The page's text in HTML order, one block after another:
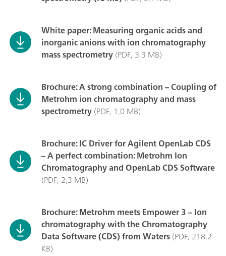
White paper: Measuring organic acids and
inorganic anions with ion chromatography
mass spectrometry(PDF, 3,3 MB)
Brochure: A strong combination – Coupling of
Metrohm ion chromatography and mass
spectrometry(PDF, 1,0 MB)
Brochure: IC Driver for Agilent OpenLab CDS
– A perfect combination: Metrohm Ion
Chromatography and OpenLab CDS Software
(PDF, 2,3 MB)
Brochure: Metrohm meets Empower 3 – Ion
chromatography with the Chromatography
Data Software (CDS) from Waters(PDF, 218,2
KB)